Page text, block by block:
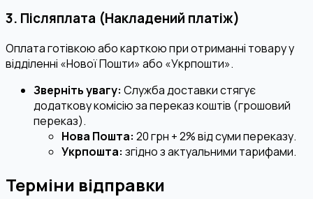
3. Післяплата (Накладений платіж)
Оплата готівкою або карткою при отриманні товару у
відділенні «Нової Пошти» або «Укрпошти».
Зверніть увагу: Служба доставки стягує
додаткову комісію за переказ коштів (грошовий
переказ).
Нова Пошта: 20 грн + 2% від суми переказу.
Укрпошта: згідно з актуальними тарифами.
Терміни відправки